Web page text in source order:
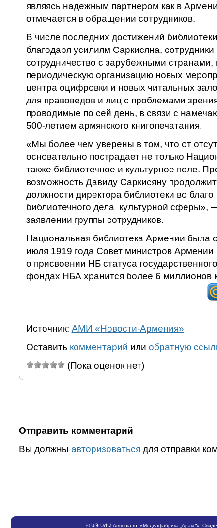
являясь надежным партнером как в
отмечается в обращении сотрудников.
В числе последних достижений
благодаря усилиям Саркисяна,
сотрудничество с зарубежными странами,
периодическую организацию новых
центра оцифровки и новых читальных
для правоведов и лиц с проблемами
проводимые по сей день, в связи с
500-летием армянского книгопечатания.
«Мы более чем уверены в том, что от
основательно пострадает не только
также библиотечное и культурное поле.
возможность Давиду Саркисяну
должности директора библиотеки во благо
библиотечного дела культурной сферы»,
заявлении группы сотрудников.
Национальная библиотека Армении была
июля 1919 года Совет министров Армении
о присвоении НБ статуса
фондах НБА хранится более 6 миллионов
Источник: АМИ «Новости-Армения»
Оставить комментарий или обратную
(Пока оценок нет)
Отправить комментарий
Вы должны авторизоваться для отправки
©ՍԹ-ՍԺԱ Armenia.ru , «Медиафабрика „Аракс“».